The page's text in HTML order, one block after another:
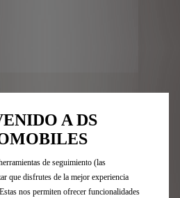
17/08
- +
A DS
de seguimiento (las
que disfrutes de la mejor experiencia
nos permiten ofrecer funcionalidades